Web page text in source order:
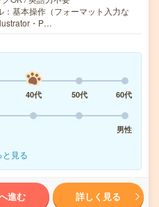
：基本操作（フォーマット入力な
・P…
40代 50代
60代
男性
と見る
進む 詳しく見る